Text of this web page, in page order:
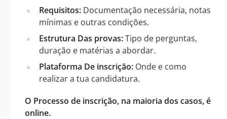
Requisitos: Documentação necessária, notas
mínimas e outras condições.
Estrutura Das provas:Tipo de perguntas,
duração e matérias a abordar.
Plataforma De inscrição: Onde e como
realizar a tua candidatura.
O Processo de inscrição, na maioria dos casos, é
online.